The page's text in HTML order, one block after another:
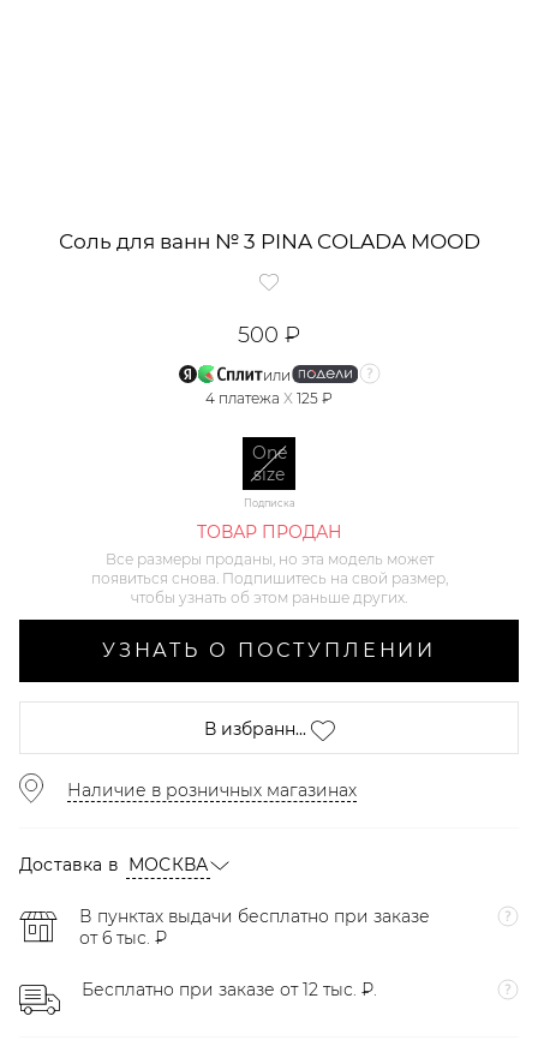
Соль для ванн № 3 PINA COLADA MOOD
500 ₽
или
4 платежа X 125 ₽
One
size
Подписка
ТОВАР ПРОДАН
Все размеры проданы, но эта модель может
появиться снова. Подпишитесь на свой размер,
чтобы узнать об этом раньше других.
УЗНАТЬ О ПОСТУПЛЕНИИ
В избранн...
Наличие в розничных магазинах
Доставка в МОСКВА
В пунктах выдачи бесплатно при заказе
от 6 тыс. ₽
Бесплатно при заказе от 12 тыс. ₽.